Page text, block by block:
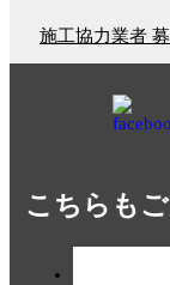
施工協力業者
こちらも